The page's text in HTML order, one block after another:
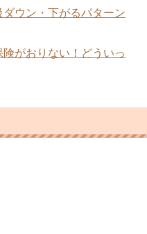
ウン・下がるパターン
がおりない！どういっ